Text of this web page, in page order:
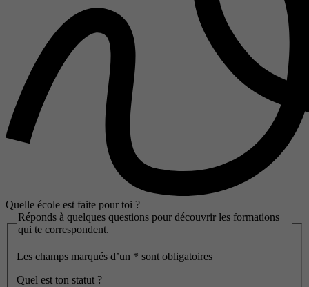
Quelle école est faite pour toi ?
Réponds à quelques questions pour découvrir les formations
qui te correspondent.
Les champs marqués d’un * sont obligatoires
Quel est ton statut ?